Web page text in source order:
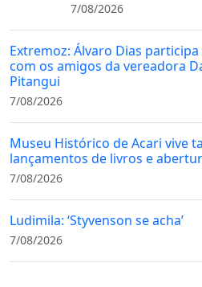
7/08/2026
Extremoz: Álvaro Dias
com os amigos da vereadora
Pitangui
7/08/2026
Museu Histórico de Acari vive
lançamentos de livros e
7/08/2026
Ludimila: ‘Styvenson se acha’
7/08/2026